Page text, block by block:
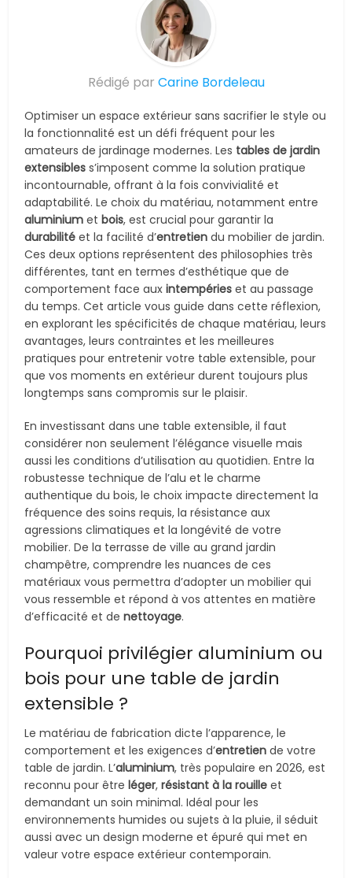
© Suite101
Rédigé par Carine Bordeleau
Optimiser un espace extérieur sans sacrifier le style ou
la fonctionnalité est un défi fréquent pour les
amateurs de jardinage modernes. Les tables de jardin
extensibles s’imposent comme la solution pratique
incontournable, offrant à la fois convivialité et
adaptabilité. Le choix du matériau, notamment entre
aluminium etbois, est crucial pour garantir la
durabilité et la facilité d’entretien du mobilier de jardin.
Ces deux options représentent des philosophies très
différentes, tant en termes d’esthétique que de
comportement face auxintempéries et au passage
du temps. Cet article vous guide dans cette réflexion,
en explorant les spécificités de chaque matériau, leurs
avantages, leurs contraintes et les meilleures
pratiques pour entretenir votre table extensible, pour
que vos moments en extérieur durent toujours plus
longtemps sans compromis sur le plaisir.
En investissant dans une table extensible, il faut
considérer non seulement l’élégance visuelle mais
aussi les conditions d’utilisation au quotidien. Entre la
robustesse technique de l’alu et le charme
authentique du bois, le choix impacte directement la
fréquence des soins requis, la résistance aux
agressions climatiques et la longévité de votre
mobilier. De la terrasse de ville au grand jardin
champêtre, comprendre les nuances de ces
matériaux vous permettra d’adopter un mobilier qui
vous ressemble et répond à vos attentes en matière
d’efficacité et denettoyage.
Pourquoi privilégier aluminium ou
bois pour une table de jardin
extensible ?
Le matériau de fabrication dicte l’apparence, le
comportement et les exigences d’entretien de votre
table de jardin. L’aluminium, très populaire en 2026, est
reconnu pour êtreléger,résistant à la rouille et
demandant un soin minimal. Idéal pour les
environnements humides ou sujets à la pluie, il séduit
aussi avec un design moderne et épuré qui met en
valeur votre espace extérieur contemporain.